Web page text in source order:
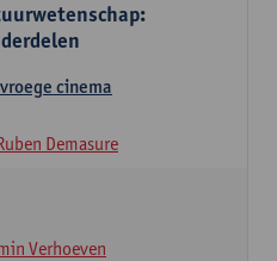
cinema
Demasure
Verhoeven